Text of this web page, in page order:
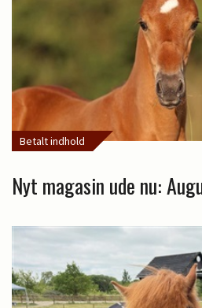
Betalt indhold
Nyt magasin ude nu: